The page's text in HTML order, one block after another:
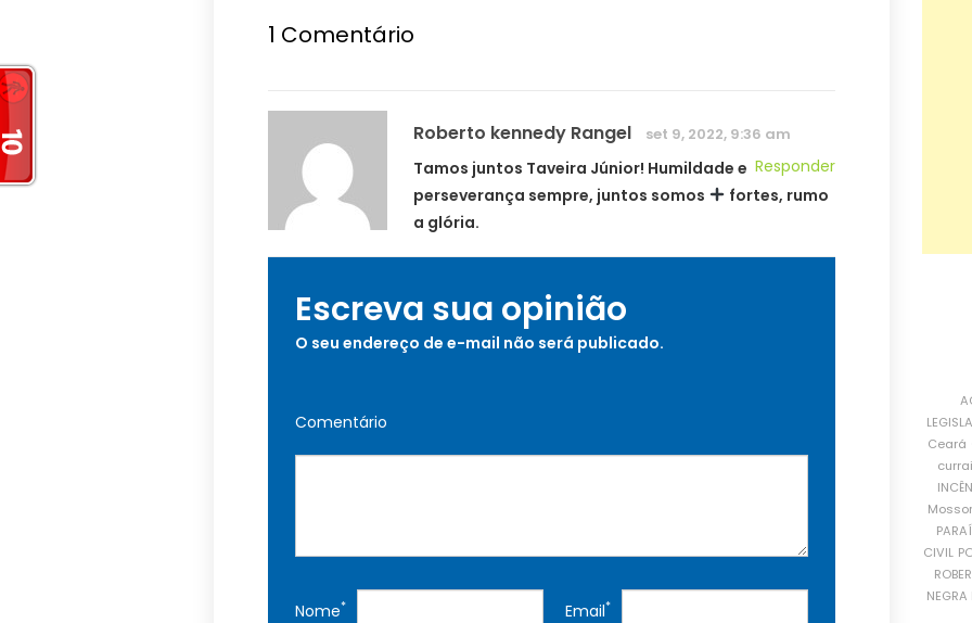
1 Comentário
Roberto kennedy Rangel set 9, 2022, 9:36 am
Responder
Tamos juntos Taveira Júnior! Humildade e
perseverança sempre, juntos somos
fortes, rumo
a glória.
Escreva sua opinião
O seu endereço de e-mail não será publicado.
Comentário
Nome* Email*
Ceará
CIVIL
NEGRA